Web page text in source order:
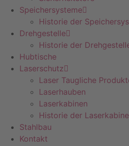
Speichersysteme
Historie der
Drehgestelle
Historie der
Hubtische
Laserschutz
Laser Taugliche
Laserhauben
Laserkabinen
Historie der
Stahlbau
Kontakt